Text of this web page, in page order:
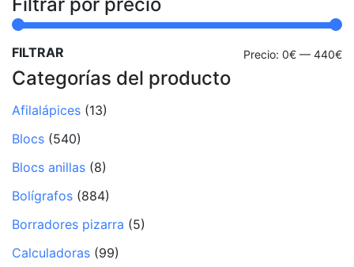
FILTRAR Precio: 0€ — 440€
Categorías del producto
Afilalápices (13)
Blocs (540)
Blocs anillas (8)
Bolígrafos (884)
Borradores pizarra (5)
Calculadoras (99)